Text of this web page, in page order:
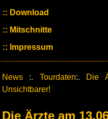
Download
Mitschnitte
Impressum
News :. Tourdaten:. Die
Unsichtbarer!
Die Ärzte am